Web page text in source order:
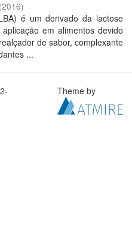
(2016)
é um derivado da lactose
em alimentos devido
de sabor, complexante
...
Theme by